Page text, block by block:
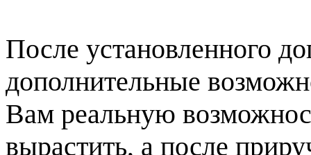
После установленного
дополнительные
Вам реальную
вырастить, а после